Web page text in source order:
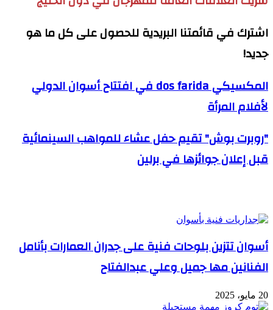
اشترك في قائمتنا البريدية للحصول على كل ما هو
جديد!
المكسيكي dos farida في افتتاح أسوان الدولي
لأفلام المرأة
"روبرت بوش" تقيم حفل عشاء للمواهب السينمائية
قبل إعلان جوائزها في برلين
أسوان تتزين بلوحات فنية على جدران العمارات بأنامل
الفنانين مها جميل وعلي عبدالفتاح
20 مايو، 2025